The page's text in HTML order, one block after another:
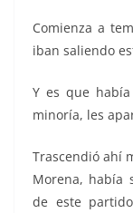
Comienza a
iban saliendo
Y es que
minoría, les
Trascendió ahí
Morena, había
de este